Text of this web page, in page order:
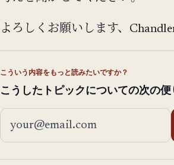
よろしくお願いします、
こういう内容をもっと読みたいですか？
こうしたトピックについての次の便
メールアドレス